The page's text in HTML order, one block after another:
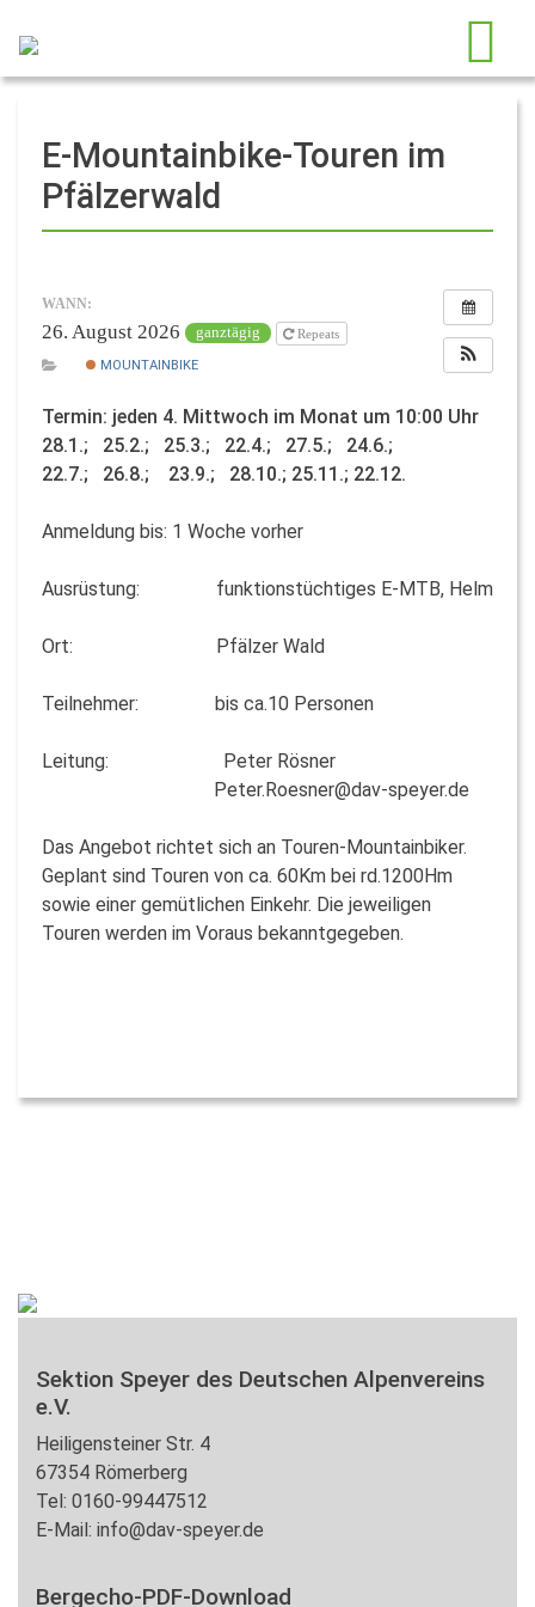
E-Mountainbike-Touren im
Pfälzerwald
WANN:
26. August 2026 ganztägig Repeats
MOUNTAINBIKE
Termin: jeden 4. Mittwoch im Monat um 10:00 Uhr
28.1.; 25.2.; 25.3.; 22.4.; 27.5.; 24.6.;
22.7.; 26.8.; 23.9.; 28.10.; 25.11.; 22.12.
Anmeldung bis: 1 Woche vorher
Ausrüstung: funktionstüchtiges E-MTB, Helm
Ort: Pfälzer Wald
Teilnehmer: bis ca.10 Personen
Leitung: Peter Rösner
Peter.Roesner@dav-speyer.de
Das Angebot richtet sich an Touren-Mountainbiker.
Geplant sind Touren von ca. 60Km bei rd.1200Hm
sowie einer gemütlichen Einkehr. Die jeweiligen
Touren werden im Voraus bekanntgegeben.
Sektion Speyer des Deutschen Alpenvereins
e.V.
Heiligensteiner Str. 4
67354 Römerberg
Tel: 0160-99447512
E-Mail: info@dav-speyer.de
Bergecho-PDF-Download